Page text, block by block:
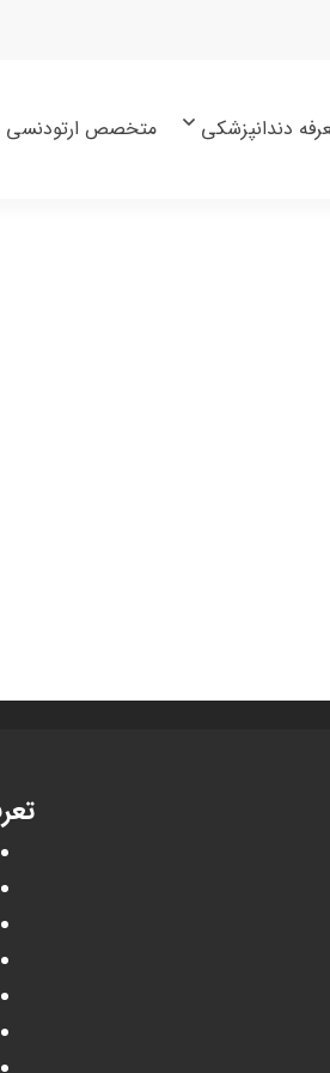
دندانپزشکی متخصص ارتودنسی